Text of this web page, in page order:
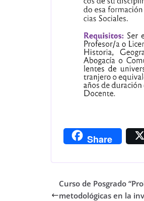
Share
Curso de Posgrado
metodológicas en la